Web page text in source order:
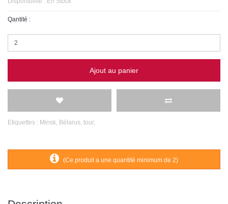
Qantité :
Ajout au panier
Etiquettes : Minsk, Bélarus, tour,
(Ce produit a une quantité minimum de 2)